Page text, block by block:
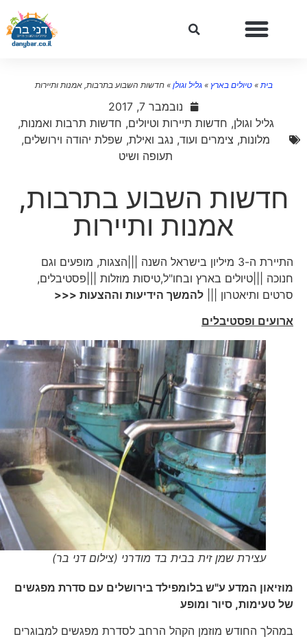
»טיולים בארץ»גליל וגולן»חדשות השבוע בתרבות, אמנות ותיירות
נובמבר 7, 2017
גליל וגולן,חדשות תיירות וטיולים,חדשות תרבות ואמנות,
מלונות, צימרים ועוד,נגב ואילת,שפלת יהודה וירושלים,
תעופה ושיט
חדשות השבוע בתרבות,
אמנות ותיירות
התיירת ה-3 מיליון בישראל השנה |||הצגות, מופעים וגם
חנוכה |||טיולים בארץ ובחו"ל,טיסות מוזלות |||פסטיבלים,
סרטים ותיאטרון |||
להמשך הידיעות וההצעות <<<
ארועים ופסטיבלים
עצירת שמן זית בבית בד מודרני (צילום דני בר)
מוזיאון המדע ע"ש בלומפילד בירושלים עם סדרת מפגשים
של טעימות, סיור ומופע
במהלך החודש מוזמן הקהל הרחב לסדרת מפגשים למבוגרים